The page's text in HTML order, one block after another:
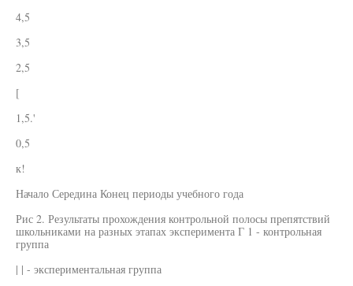
4,5
3,5
2,5
[
1,5.'
0,5
к!
Начало Середина Конец периоды учебного года
Рис 2. Результаты прохождения контрольной полосы препятствий
школьниками на разных этапах эксперимента Г 1 - контрольная
группа
| | - экспериментальная группа